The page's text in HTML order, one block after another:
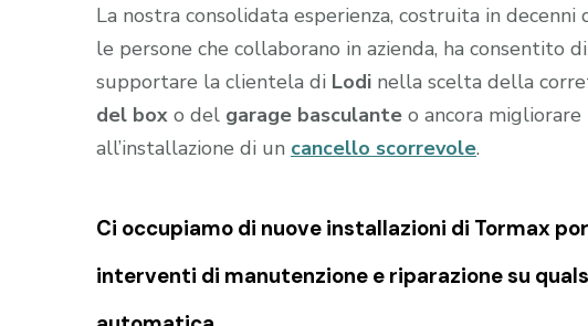
La nostra consolidata esperienza, costruita in
le persone che collaborano in azienda, ha consentito
supportare la clientela di Lodi nella scelta della
del box o del garage basculante o ancora
all’installazione di un cancello scorrevole.
Ci occupiamo di nuove installazioni di Tormax
interventi di manutenzione e riparazione su